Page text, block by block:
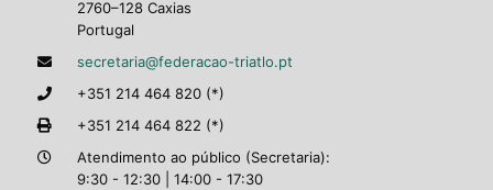
2760–128 Caxias
Portugal
secretaria@federacao-triatlo.pt
+351 214 464 820 (*)
+351 214 464 822 (*)
Atendimento ao público (Secretaria):
9:30 - 12:30 | 14:00 - 17:30